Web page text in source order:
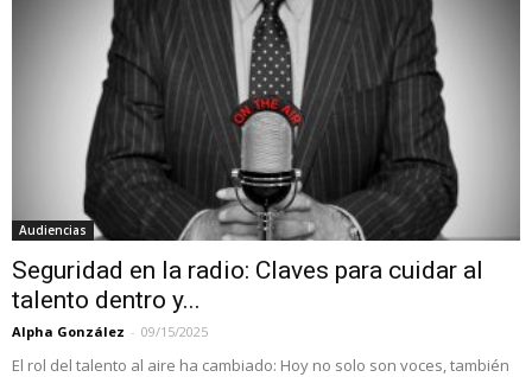
Audiencias
Seguridad en la radio: Claves para cuidar al
talento dentro y...
Alpha González - 09/15/2025
El rol del talento al aire ha cambiado: Hoy no solo son voces, también